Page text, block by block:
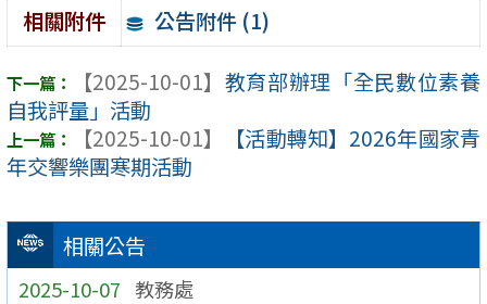
相關公告
2025-10-07 教務處
相關附件
公告附件 (1)
【2025-10-01】 教育部辦理「全民數位素養
自我評量」活動
【2025-10-01】
【活動轉知】2026年國家青
年交響樂團寒期活動